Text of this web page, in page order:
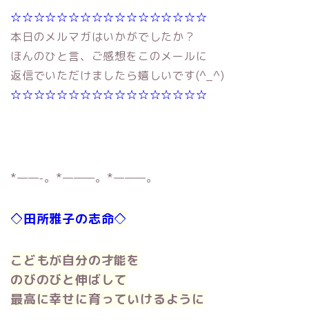
☆☆☆☆☆☆☆☆☆☆☆☆☆☆☆☆☆
本日のメルマガはいかがでしたか？
ほんのひと言、ご感想をこのメールに
返信でいただけましたら嬉しいです(^_^)
☆☆☆☆☆☆☆☆☆☆☆☆☆☆☆☆☆
*——-。*———。*———。
◇田所雅子の志命◇
こどもが自分の才能を
のびのびと伸ばして
最高に幸せに育っていけるように